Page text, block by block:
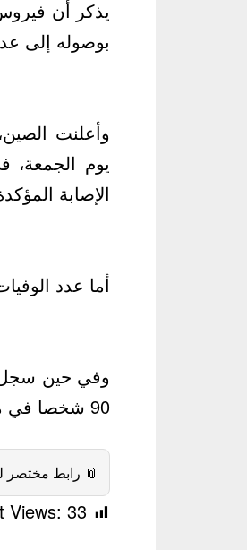
يذكر أن
بوصوله إلى
الإصابة المؤكدة في
أما عدد الوفيات فوصل
90 شخصا في مدينة ووهان عاصمة الإقليم.
📎 رابط مختصر
Views: 33